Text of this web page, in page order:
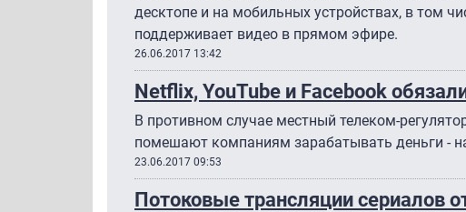
десктопе и на мобильных устройствах, в том
поддерживает видео в прямом эфире.
26.06.2017 13:42
Netflix, YouTube и Facebook
В противном случае местный телеком-
помешают компаниям зарабатывать деньги -
23.06.2017 09:53
Потоковые трансляции сериалов